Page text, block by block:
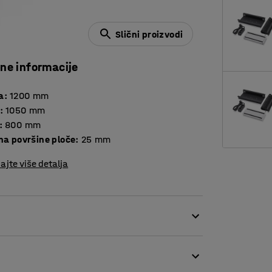
Slični proizvodi
informacije
: 1200 mm
: 1050 mm
: 800 mm
Debljina površine ploče: 25 mm
više detalja
i može se kombinirati s različitim